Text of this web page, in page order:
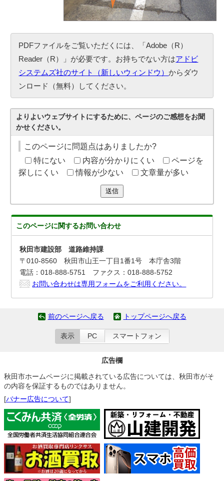
PDFファイルをご覧いただくには、「Adobe（R）
Reader（R）」が必要です。お持ちでない方はアドビ
システムズ社のサイト（新しいウィンドウ）からダウ
ンロード（無料）してください。
よりよいウェブサイトにするために、ページのご感想をお聞
かせください。
このページに問題点はありましたか?
特にない
内容が分かりにくい
ページを
探しにくい
情報が少ない 文章量が多い
送信
このページに関するお問い合わせ
秋田市建設部 道路維持課
〒010-8560 秋田市山王一丁目1番1号 本庁舎3階
電話：018-888-5751 ファクス：018-888-5752
お問い合わせは専用フォームをご利用ください。
前のページへ戻る トップページへ戻る
表示 PC スマートフォン
広告欄
秋田市ホームページに掲載されている広告については、秋田市がそ
の内容を保証するものではありません。
[バナー広告について]